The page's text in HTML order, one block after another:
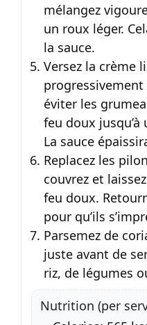
mélangez
un roux léger.
la sauce.
Versez la crème
éviter les
feu doux
La sauce
Replacez les
couvrez et
feu doux.
pour qu’ils
Parsemez de
juste avant de
riz, de légumes
Nutrition (per